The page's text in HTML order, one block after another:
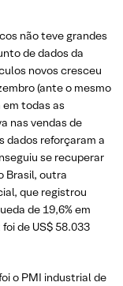
não teve grandes
de dados da
novos cresceu
(ante o mesmo
em todas as
nas vendas de
dados reforçaram a
se recuperar
Brasil, outra
que registrou
de 19,6% em
de US$ 58.033
o PMI industrial de